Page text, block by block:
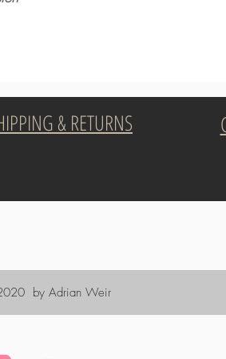
& RETURNS
by Adrian Weir